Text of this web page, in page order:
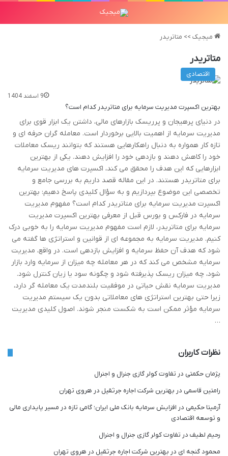
میجیک >> متاتریدر
متاتریدر
اقتصادی
9 اسفند 1404
بهترین اکسپرت مدیریت سرمایه برای متاتریدر کدام است؟
در دنیای پرهیجان و پرریسک بازارهای مالی، داشتن یک ابزار قوی برای
مدیریت سرمایه از اهمیت بالایی برخوردار است. معامله گران حرفه ای و
تازه کار همواره به دنبال راهکارهایی هستند که بتوانند ریسک معاملات
خود را کاهش دهند و بازدهی خود را افزایش دهند. یکی از بهترین
ابزارهایی که این هدف را محقق می کند، اکسپرت های مدیریت سرمایه
برای متاتریدر هستند. در این مقاله قصد داریم به بررسی جامع و
تخصصی این موضوع بپردازیم و به سؤال کلیدی پاسخ دهیم: بهترین
اکسپرت مدیریت سرمایه برای متاتریدر کدام است؟ مفهوم مدیریت
سرمایه در فارکس و بورس قبل از معرفی بهترین اکسپرت مدیریت
سرمایه برای متاتریدر، لازم است مفهوم مدیریت سرمایه را به خوبی درک
کنیم. مدیریت سرمایه به مجموعه ای از قوانین و استراتژی ها گفته می
شود که هدف آن حفظ سرمایه و افزایش بازدهی است. در واقع، مدیریت
سرمایه مشخص می کند که در هر معامله چه میزان از سرمایه وارد بازار
شود، چه میزان ریسک پذیرفته شود و چگونه سود یا زیان کنترل شود.
مدیریت سرمایه نقش حیاتی در موفقیت بلندمدت یک معامله گر دارد،
زیرا حتی بهترین استراتژی های معاملاتی بدون یک سیستم مدیریت
سرمایه مؤثر ممکن است به شکست منجر شوند. اصول کلیدی مدیریت
…
نظرات کاربران
پژمان حکمتی در تفاوت کولر گازی جنرال و اجنرال
رامتین قاسمی در بهترین شرکت اجاره جرثقیل در هروی تهران
آرمیتا حکیمی در افزایش سرمایه بانک ملی ایران؛ گامی تازه در مسیر پایداری مالی
و توسعه اقتصادی
رحیم لطیف در تفاوت کولر گازی جنرال و اجنرال
محمود گنجه ای در بهترین شرکت اجاره جرثقیل در هروی تهران